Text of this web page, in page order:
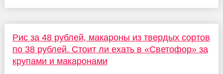
Рис за 48 рублей, макароны из твердых сортов
по 38 рублей. Стоит ли ехать в «Светофор» за
крупами и макаронами